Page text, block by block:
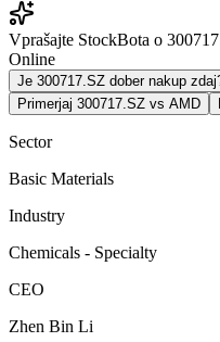
Vprašajte StockBota o
Online
Je 300717.SZ dober nakup
Primerjaj 300717.SZ vs AMD
Sector
Basic Materials
Industry
Chemicals - Specialty
CEO
Zhen Bin Li